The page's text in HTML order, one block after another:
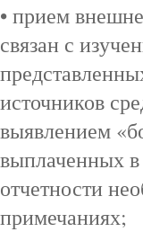
• прием
связан с
источников
выявлением
выплаченных
отчетности
примечаниях;